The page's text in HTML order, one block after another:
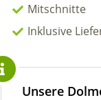
Mitschnitte
Inklusive
Unsere